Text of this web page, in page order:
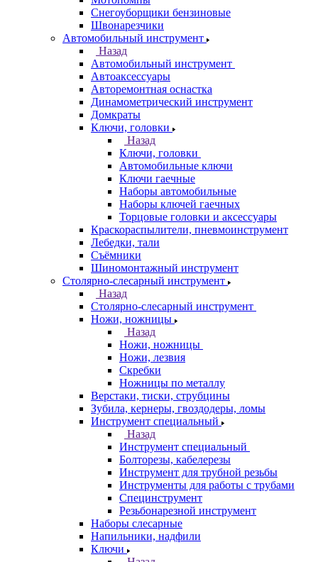
Снегоуборщики бензиновые
Швонарезчики
Автомобильный инструмент
Назад
Автомобильный инструмент
Автоаксессуары
Авторемонтная оснастка
Динамометрический инструмент
Домкраты
Ключи, головки
Назад
Ключи, головки
Автомобильные ключи
Ключи гаечные
Наборы автомобильные
Наборы ключей гаечных
Торцовые головки и аксессуары
Краскораспылители, пневмоинструмент
Лебедки, тали
Съёмники
Шиномонтажный инструмент
Столярно-слесарный инструмент
Назад
Столярно-слесарный инструмент
Ножи, ножницы
Назад
Ножи, ножницы
Ножи, лезвия
Скребки
Ножницы по металлу
Верстаки, тиски, струбцины
Зубила, кернеры, гвоздодеры, ломы
Инструмент специальный
Назад
Инструмент специальный
Болторезы, кабелерезы
Инструмент для трубной резьбы
Инструменты для работы с трубами
Специнструмент
Резьбонарезной инструмент
Наборы слесарные
Напильники, надфили
Ключи